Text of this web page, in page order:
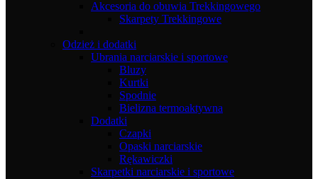
Akcesoria do obuwia Trekkingowego
Skarpety Trekkingowe
Odzież i dodatki
Ubrania narciarskie i sportowe
Bluzy
Kurtki
Spodnie
Bielizna termoaktywna
Dodatki
Czapki
Opaski narciarskie
Rękawiczki
Skarpetki narciarskie i sportowe